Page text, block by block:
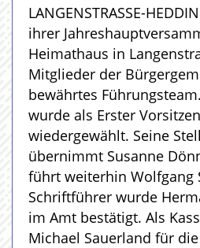
LANGENSTRASSE-
ihrer
Heimathaus in
Mitglieder der
bewährtes
wurde als Erster
wiedergewählt. Seine
übernimmt Susanne
führt weiterhin Wolfgang
Schriftführer wurde
im Amt bestätigt. Als
Michael Sauerland für